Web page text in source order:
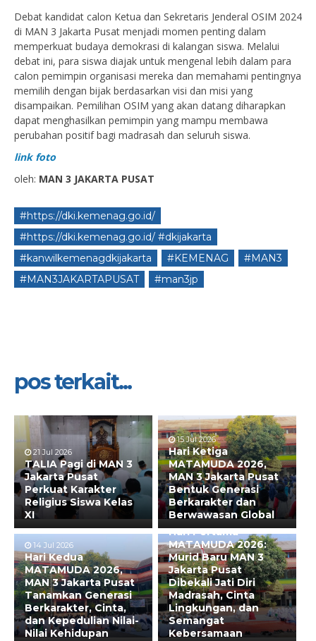
Debat kandidat calon Ketua dan Sekretaris Jenderal OSIM 2024
di MAN 3 Jakarta Pusat menjadi momen penting dalam
memperkuat budaya demokrasi di kalangan siswa. Melalui
debat ini, para siswa diajak untuk mengenal lebih dalam para
calon pemimpin organisasi mereka dan memahami pentingnya
memilih dengan bijak berdasarkan visi dan misi yang
disampaikan. Pemilihan OSIM yang akan datang diharapkan
dapat menghasilkan pemimpin yang mampu membawa
perubahan positif bagi madrasah dan seluruh siswa.
link foto
oleh: MAN 3 JAKARTA PUSAT
#https://dki.kemenag.go.id/
#https://dki.kemenag.go.id/ #dkijakarta
#kanwilkemenagdkijakarta
#KEMENAG
#MAN3
#MAN3JAKARTAPUSAT
#man3jp
pos terkait...
21 Jul 2026
TALIA Pagi di MAN 3
Jakarta Pusat
Perkuat Karakter
Religius Siswa Kelas
XI
15 Jul 2026
Hari Ketiga
MATAMUDA 2026,
MAN 3 Jakarta Pusat
Bentuk Generasi
Berkarakter dan
Berwawasan Global
14 Jul 2026
Hari Kedua
MATAMUDA 2026,
MAN 3 Jakarta Pusat
Tanamkan Generasi
Berkarakter, Cinta,
dan Kepedulian Nilai-
Nilai Kehidupan
13 Jul 2026
Hari Pertama
MATAMUDA 2026:
Murid Baru MAN 3
Jakarta Pusat
Dibekali Jati Diri
Madrasah, Cinta
Lingkungan, dan
Semangat
Kebersamaan